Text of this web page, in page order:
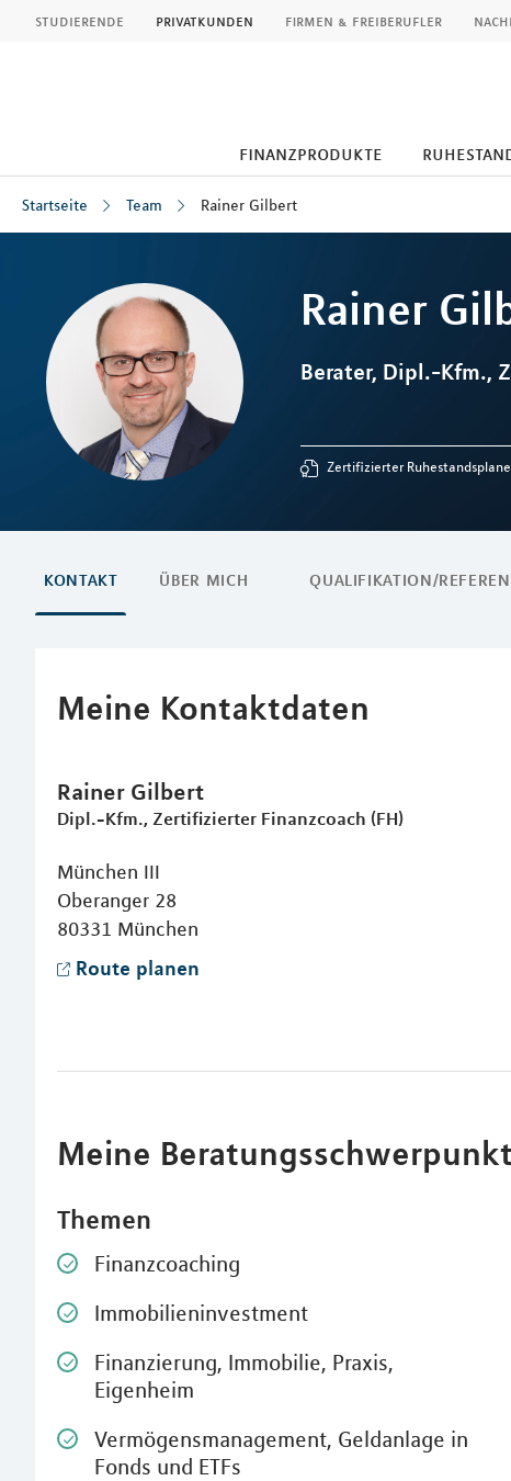
studierende privatkunden firmen & freiberufler
finanzprodukte
Startseite Team Rainer Gilbert
Rainer
Berater, Dipl.-Kfm.,
Zertifizierter
KONTAKT ÜBER MICH QUALIFIKATION/
Meine Kontaktdaten
Rainer Gilbert
Dipl.-Kfm., Zertifizierter Finanzcoach (FH)
München III
Oberanger 28
80331 München
Route planen
Meine
Themen
Finanzcoaching
Immobilieninvestment
Finanzierung, Immobilie, Praxis,
Eigenheim
Vermögensmanagement, Geldanlage in
Fonds und ETFs